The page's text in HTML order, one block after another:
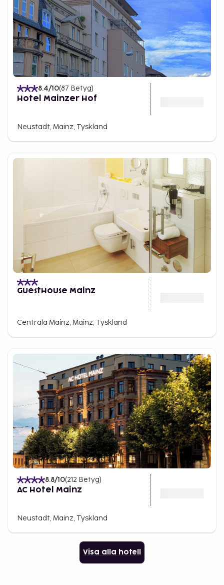
8.4/10(87 Betyg)
Hotel Mainzer Hof
Neustadt, Mainz, Tyskland
GuestHouse Mainz
Centrala Mainz, Mainz, Tyskland
8.8/10(212 Betyg)
AC Hotel Mainz
Neustadt, Mainz, Tyskland
Visa alla hotell